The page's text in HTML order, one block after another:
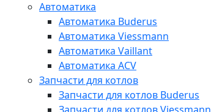
Автоматика
Автоматика Buderus
Автоматика Viessmann
Автоматика Vaillant
Автоматика ACV
Запчасти для котлов
Запчасти для котлов Buderus